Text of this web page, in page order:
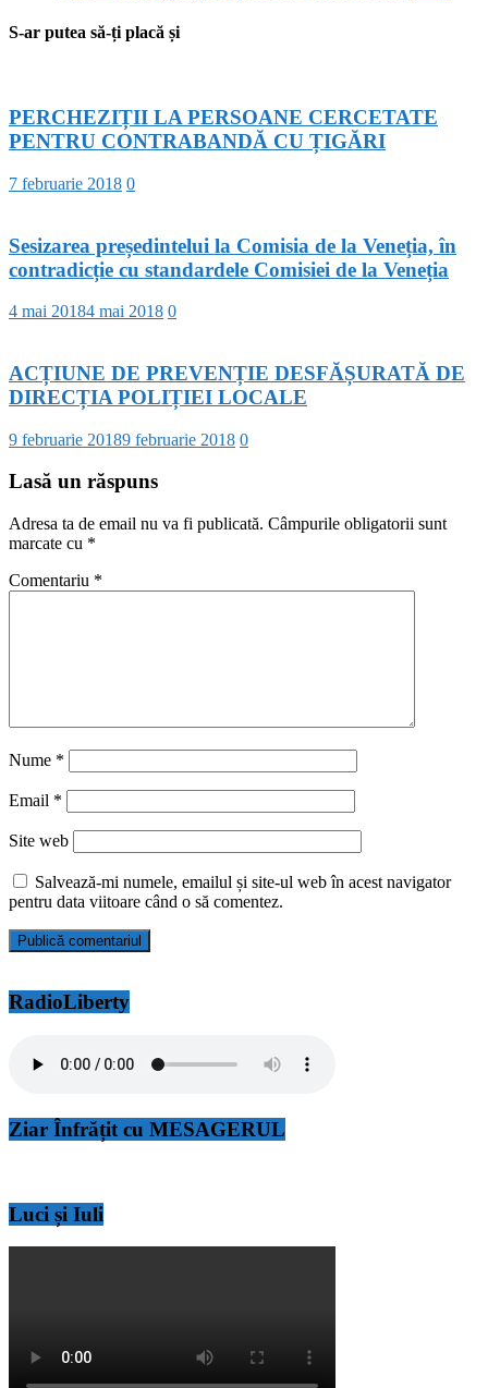
S-ar putea să-ți placă și
PERCHEZIȚII LA PERSOANE CERCETATE
PENTRU CONTRABANDĂ CU ȚIGĂRI
7 februarie 2018 0
Sesizarea președintelui la Comisia de la Veneția, în
contradicție cu standardele Comisiei de la Veneția
4 mai 20184 mai 2018 0
ACȚIUNE DE PREVENȚIE DESFĂȘURATĂ DE
DIRECȚIA POLIȚIEI LOCALE
9 februarie 20189 februarie 2018 0
Lasă un răspuns
Adresa ta de email nu va fi publicată. Câmpurile obligatorii sunt
marcate cu *
Comentariu *
Nume *
Email *
Site web
Salvează-mi numele, emailul și site-ul web în acest navigator
pentru data viitoare când o să comentez.
RadioLiberty
Ziar Înfrățit cu MESAGERUL
Luci și Iuli